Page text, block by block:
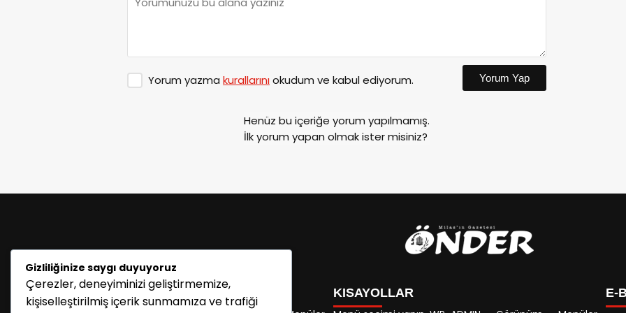
Yorum yazma kurallarınıokudum ve kabul ediyorum. Yorum Yap
Henüz bu içeriğe yorum yapılmamış.
İlk yorum yapan olmak ister misiniz?
KATEGORİLER
KISAYOLLAR
E-
Gizliliğinize saygı duyuyoruz
Çerezler, deneyiminizi geliştirmemize,
kişiselleştirilmiş içerik sunmamıza ve trafiği